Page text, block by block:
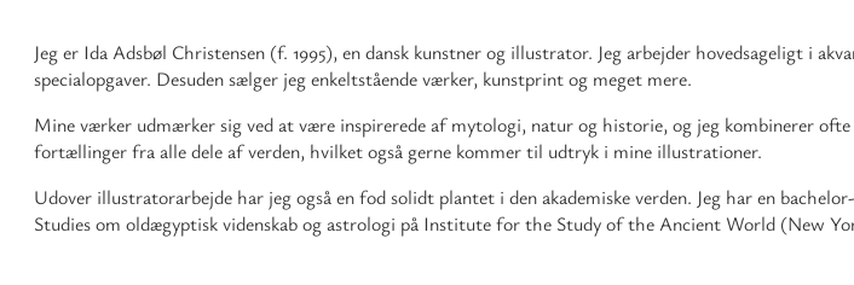
Jeg er Ida Adsbøl Christensen (f. 1995), en dansk kunstner og illustrator. Jeg arbejder hovedsageligt i
specialopgaver. Desuden sælger jeg enkeltstående værker, kunstprint og meget mere.
Mine værker udmærker sig ved at være inspirerede af mytologi, natur og historie, og jeg kombinerer
fortællinger fra alle dele af verden, hvilket også gerne kommer til udtryk i mine illustrationer.
Udover illustratorarbejde har jeg også en fod solidt plantet i den akademiske verden. Jeg har en
Studies om oldægyptisk videnskab og astrologi på Institute for the Study of the Ancient World (New